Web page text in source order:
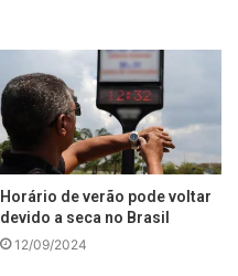
Horário de verão pode voltar
devido a seca no Brasil
12/09/2024